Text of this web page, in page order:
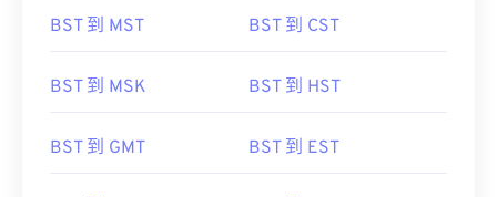
BST 到 MST BST 到 CST
BST 到 MSK BST 到 HST
BST 到 GMT BST 到 EST